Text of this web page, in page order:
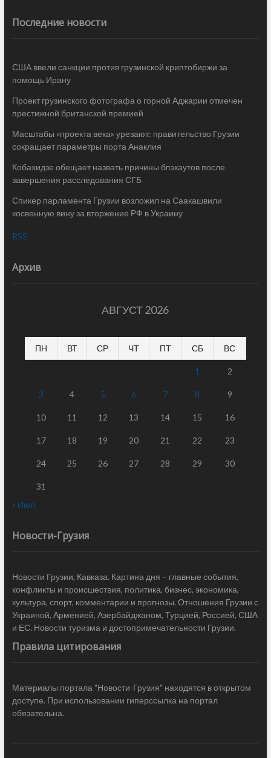
Последние новости
США ввели санкции против грузинской криптобиржи за
помощь Ирану
Проект грузинского фотографа о горной Аджарии отмечен
престижной британской премией
Масштабы «проекта века» урезают: правительство Грузии
сокращает параметры порта Анаклия
Кобахидзе обещает назвать причины блэкаутов после
завершения расследования СГБ
Спикер парламента Грузии возложил на Саакашвили
косвенную вину за вторжение РФ в Украину
RSS
Архив
АВГУСТ 2026
ПН ВТ СР ЧТ ПТ СБ ВС
1 2
3 4 5 6 7 8 9
10 11 12 13 14 15 16
17 18 19 20 21 22 23
24 25 26 27 28 29 30
31
« Июл
Новости-Грузия
Новости Грузии, Кавказа. Картина дня – главные события,
конфликты и происшествия, политика, бизнес, экономика,
культура, спорт, комментарии и прогнозы. Отношения Грузии с
Украиной, Арменией, Азербайджаном, Турцией, Россией, США
и ЕС. Новости туризма и достопримечательности Грузии.
Правила цитирования
Материалы портала "Новости-Грузия" находятся в открытом
доступе. При использовании гиперссылка на портал
обязательна.